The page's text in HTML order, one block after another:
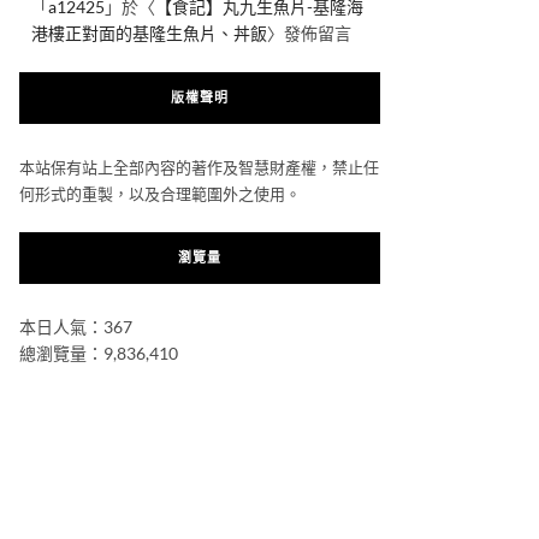
「a12425 」於〈 【食記】丸九生魚片-基隆海
港樓正對面的基隆生魚片、丼飯〉發佈留言
版權聲明
本站保有站上全部內容的著作及智慧財產權，禁止任
何形式的重製，以及合理範圍外之使用。
瀏覽量
本日人氣：367
總瀏覽量：9,836,410